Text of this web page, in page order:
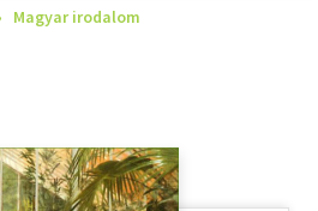
Magyar irodalom